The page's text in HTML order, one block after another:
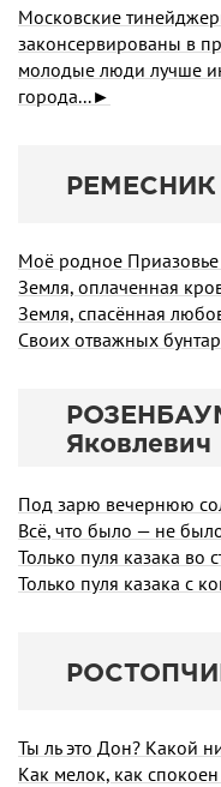
Московские
законсервированы в
молодые люди лучше
города...►
РЕМЕСНИК
Моё родное
Земля, оплаченная
Земля, спасённая
Своих отважных
Яковлевич
Под зарю вечернюю
Всё, что было — не
Только пуля казака во
Только пуля казака с
Ты ль это Дон? Какой
Как мелок, как